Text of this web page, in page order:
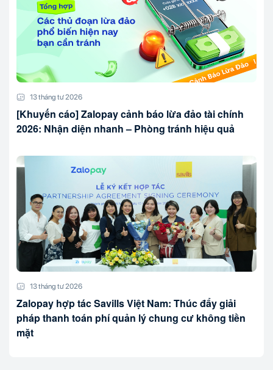
13 tháng tư 2026
[Khuyến cáo] Zalopay cảnh báo lừa đảo tài chính
2026: Nhận diện nhanh – Phòng tránh hiệu quả
13 tháng tư 2026
Zalopay hợp tác Savills Việt Nam: Thúc đẩy giải
pháp thanh toán phí quản lý chung cư không tiền
mặt